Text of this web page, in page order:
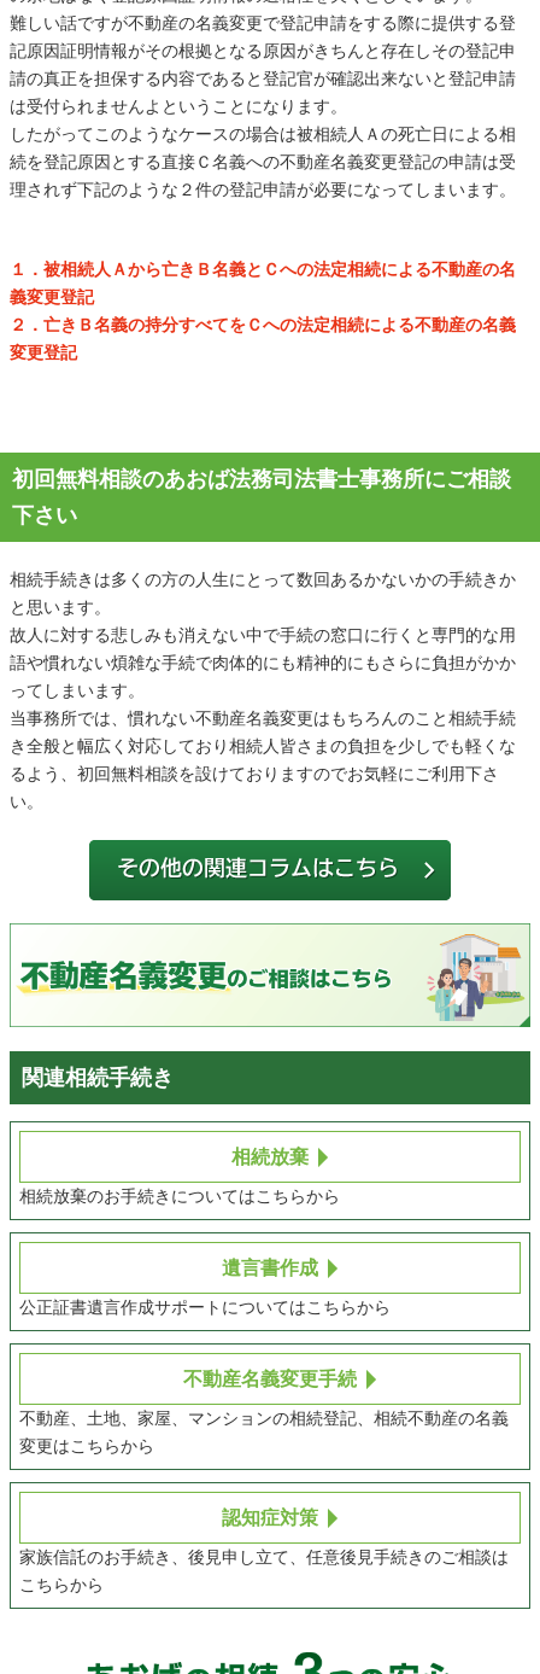
難しい話ですが不動産の名義変更で登記申請をする際に提供する登
記原因証明情報がその根拠となる原因がきちんと存在しその登記申
請の真正を担保する内容であると登記官が確認出来ないと登記申請
は受付られませんよということになります。
したがってこのようなケースの場合は被相続人Ａの死亡日による相
続を登記原因とする直接Ｃ名義への不動産名義変更登記の申請は受
理されず下記のような２件の登記申請が必要になってしまいます。
１．被相続人Ａから亡きＢ名義とＣへの法定相続による不動産の名
義変更登記
２．亡きＢ名義の持分すべてをＣへの法定相続による不動産の名義
変更登記
初回無料相談のあおば法務司法書士事務所にご相談
下さい
相続手続きは多くの方の人生にとって数回あるかないかの手続きか
と思います。
故人に対する悲しみも消えない中で手続の窓口に行くと専門的な用
語や慣れない煩雑な手続で肉体的にも精神的にもさらに負担がかか
ってしまいます。
当事務所では、慣れない不動産名義変更はもちろんのこと相続手続
き全般と幅広く対応しており相続人皆さまの負担を少しでも軽くな
るよう、初回無料相談を設けておりますのでお気軽にご利用下さ
い。
関連相続手続き
相続放棄
相続放棄のお手続きについてはこちらから
遺言書作成
公正証書遺言作成サポートについてはこちらから
不動産名義変更手続
不動産、土地、家屋、マンションの相続登記、相続不動産の名義
変更はこちらから
認知症対策
家族信託のお手続き、後見申し立て、任意後見手続きのご相談は
こちらから